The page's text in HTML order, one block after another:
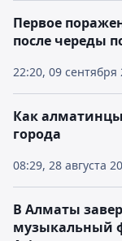
22:20, 09 сентября
Первое
после череды
08:29, 28 августа
Как
города
В Алматы
музыкальный